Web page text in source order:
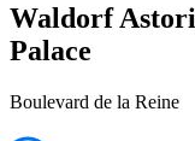
Waldorf
Palace
Boulevard de la Reine